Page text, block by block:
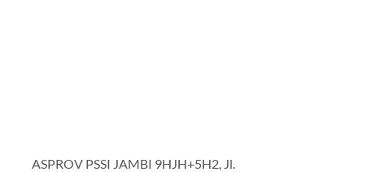
ASPROV PSSI JAMBI 9HJH+5H2, Jl.